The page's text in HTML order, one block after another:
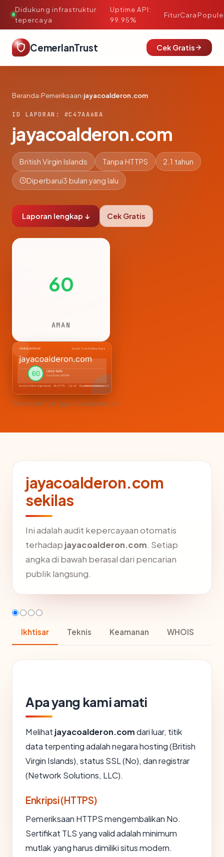
Didukung infrastruktur
tepercaya
·
Uptime API:
99.95%
FiturCara
CemerlanTrust Cek Gratis
Beranda›Pemeriksaan›jayacoalderon.com
ID LAPORAN: #C47AA6BA
jayacoalderon.com
British Virgin Islands Tanpa HTTPS 2.1 tahun
Diperbarui3 bulan yang lalu
Laporan lengkap ↓ Cek Gratis
60
AMAN
CemerlanTrust · jayacoalderon.com
jayacoalderon.com
sekilas
Ini adalah audit kepercayaan otomatis
terhadap jayacoalderon.com. Setiap
angka di bawah berasal dari pencarian
publik langsung.
Ikhtisar Teknis Keamanan WHOIS
Apa yang kami amati
Melihat jayacoalderon.comdari luar, titik
data terpenting adalah negara hosting (British
Virgin Islands), status SSL (No), dan registrar
(Network Solutions, LLC).
Enkripsi (HTTPS)
Pemeriksaan HTTPS mengembalikan No.
Sertifikat TLS yang valid adalah minimum
mutlak yang harus dimiliki situs modern.